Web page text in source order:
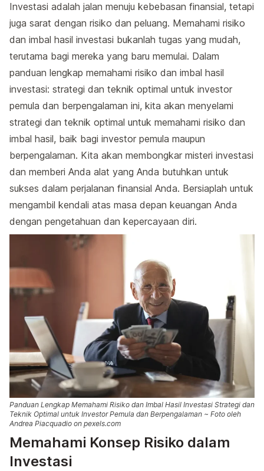
Investasi adalah jalan menuju kebebasan finansial, tetapi
juga sarat dengan risiko dan peluang. Memahami risiko
dan imbal hasil investasi bukanlah tugas yang mudah,
terutama bagi mereka yang baru memulai. Dalam
panduan lengkap memahami risiko dan imbal hasil
investasi: strategi dan teknik optimal untuk investor
pemula dan berpengalaman ini, kita akan menyelami
strategi dan teknik optimal untuk memahami risiko dan
imbal hasil, baik bagi investor pemula maupun
berpengalaman. Kita akan membongkar misteri investasi
dan memberi Anda alat yang Anda butuhkan untuk
sukses dalam perjalanan finansial Anda. Bersiaplah untuk
mengambil kendali atas masa depan keuangan Anda
dengan pengetahuan dan kepercayaan diri.
Panduan Lengkap Memahami Risiko dan Imbal Hasil Investasi Strategi dan
Teknik Optimal untuk Investor Pemula dan Berpengalaman ~ Foto oleh
Andrea Piacquadio on pexels.com
Memahami Konsep Risiko dalam
Investasi